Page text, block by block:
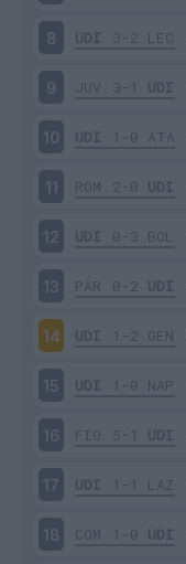
8 UDI 3-2 LEC
9 JUV 3-1 UDI
10 UDI 1-0 ATA
11 ROM 2-0 UDI
12 UDI 0-3 BOL
13 PAR 0-2 UDI
14 UDI 1-2 GEN
15 UDI 1-0 NAP
16 FIO 5-1 UDI
17 UDI 1-1 LAZ
18 COM 1-0 UDI